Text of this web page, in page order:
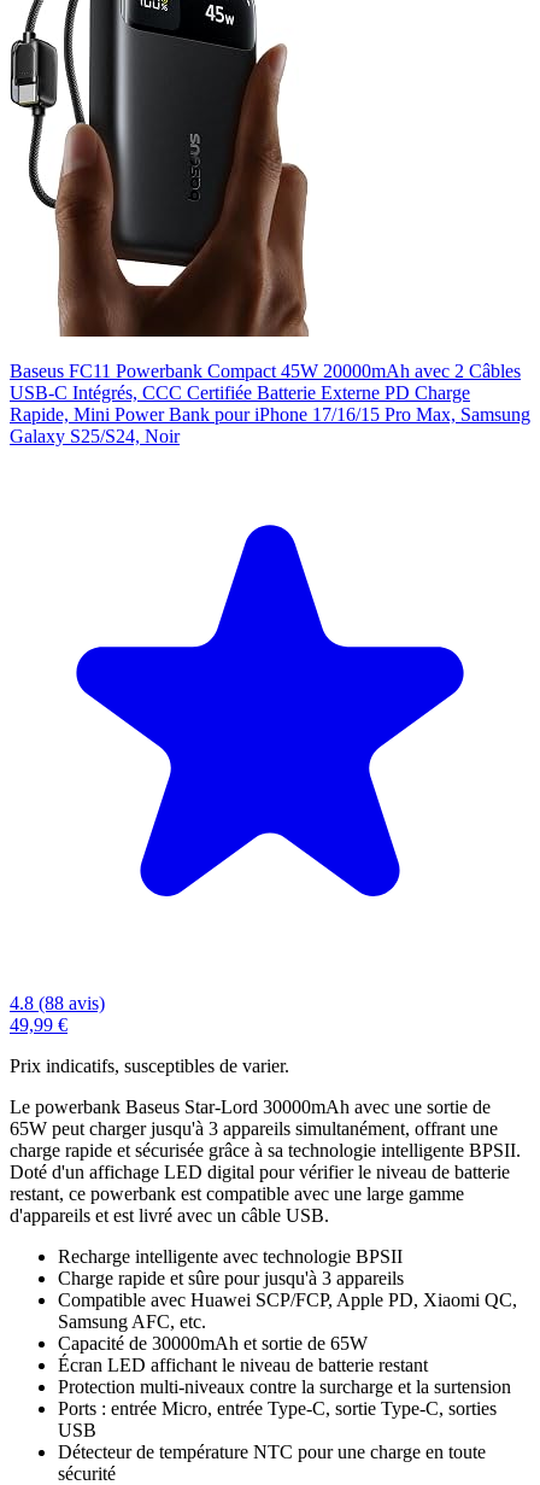
Baseus FC11 Powerbank Compact 45W 20000mAh avec 2 Câbles
USB-C Intégrés, CCC Certifiée Batterie Externe PD Charge
Rapide, Mini Power Bank pour iPhone 17/16/15 Pro Max, Samsung
Galaxy S25/S24, Noir
4.8 (88 avis)
49,99 €
Prix indicatifs, susceptibles de varier.
Le powerbank Baseus Star-Lord 30000mAh avec une sortie de
65W peut charger jusqu'à 3 appareils simultanément, offrant une
charge rapide et sécurisée grâce à sa technologie intelligente BPSII.
Doté d'un affichage LED digital pour vérifier le niveau de batterie
restant, ce powerbank est compatible avec une large gamme
d'appareils et est livré avec un câble USB.
Recharge intelligente avec technologie BPSII
Charge rapide et sûre pour jusqu'à 3 appareils
Compatible avec Huawei SCP/FCP, Apple PD, Xiaomi QC,
Samsung AFC, etc.
Capacité de 30000mAh et sortie de 65W
Écran LED affichant le niveau de batterie restant
Protection multi-niveaux contre la surcharge et la surtension
Ports : entrée Micro, entrée Type-C, sortie Type-C, sorties
USB
Détecteur de température NTC pour une charge en toute
sécurité